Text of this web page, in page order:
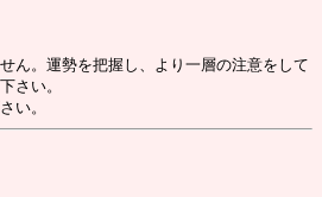
ん。運勢を把握し、より一層の注意をして
さい。
い。